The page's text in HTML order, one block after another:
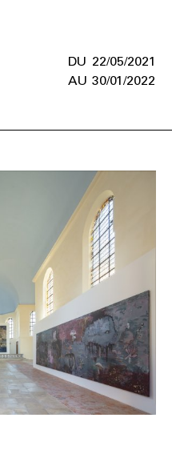
22/05/2021
30/01/2022